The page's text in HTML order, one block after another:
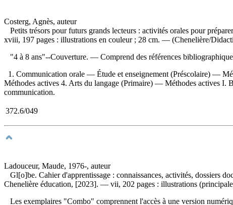
Costerg, Agnès, auteur
Petits trésors pour futurs grands lecteurs : activités orales pour
xviii, 197 pages : illustrations en couleur ; 28 cm. — (Chenelière/
"4 à 8 ans"--Couverture. — Comprend des références
1. Communication orale — Étude et enseignement (Préscolaire) —
Méthodes actives 4. Arts du langage (Primaire) — Méthodes actives
communication.
372.6/049
Ladouceur, Maude, 1976-, auteur
Gl[o]be. Cahier d'apprentissage : connaissances, activités, dossiers
Chenelière éducation, [2023]. — vii, 202 pages : illustrations
Les exemplaires "Combo" comprennent l'accès à une version